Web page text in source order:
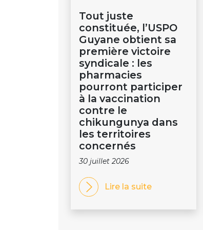
Tout juste
constituée, l’USPO
Guyane obtient sa
première victoire
syndicale : les
pharmacies
pourront participer
à la vaccination
contre le
chikungunya dans
les territoires
concernés
30 juillet 2026
Lire la suite